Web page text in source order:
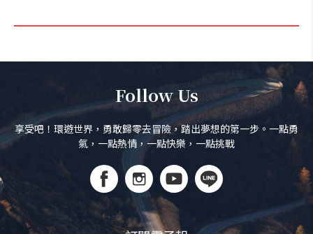
Follow Us
享受吧！環遊世界，勇敢歸零去冒險，踏出夢想的第一步。一點勇
氣，一點熱情，一點快樂，一點挑戰